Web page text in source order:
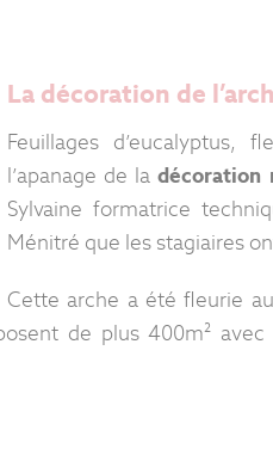
La décoration de
Feuillages d’eucalyptus,
l’apanage de ladécoration
Sylvaine formatrice
Ménitré que les stagiaires
Cette arche a été fleurie au
de plus 400m²